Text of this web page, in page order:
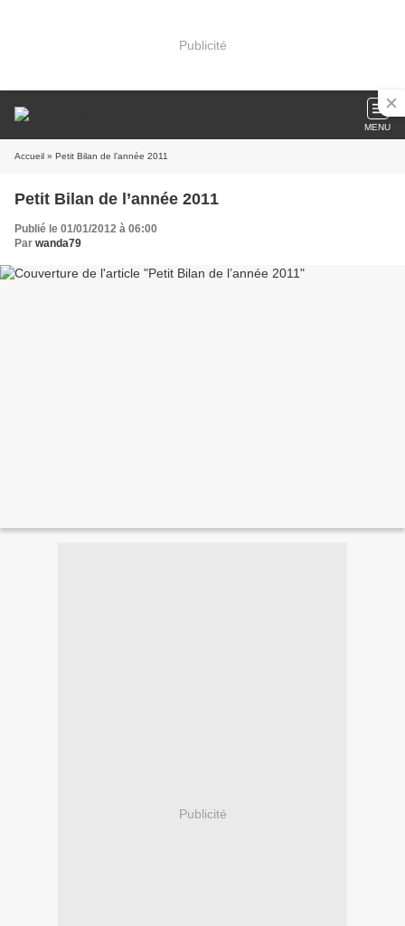
Publicité
MENU
Accueil » Petit Bilan de l’année 2011
Petit Bilan de l’année 2011
Publié le 01/01/2012 à 06:00
Par wanda79
Publicité